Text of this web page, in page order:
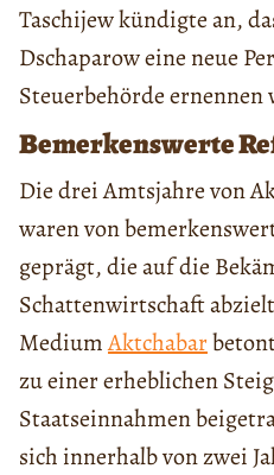
Taschijew kündigte an,
Dschaparow eine neue
Steuerbehörde ernennen
Bemerkenswerte
Die drei Amtsjahre von
waren von
geprägt, die auf die
Schattenwirtschaft
MediumAktchabar
zu einer erheblichen
Staatseinnahmen
sich innerhalb von zwei